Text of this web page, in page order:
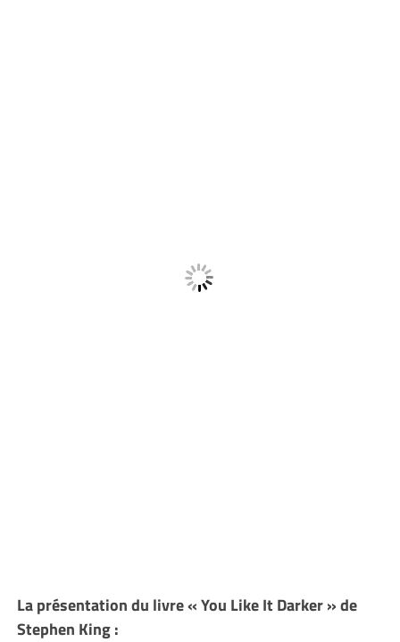
La présentation du livre « You Like It Darker » de
Stephen King :